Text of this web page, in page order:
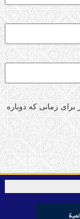
زمانی که دوباره